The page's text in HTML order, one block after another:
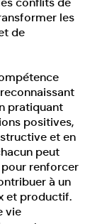
les
de
pratiquant
positives,
et en
peut
renforcer
à un
et productif.
vie